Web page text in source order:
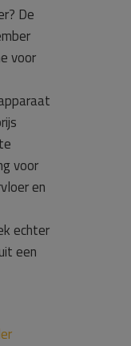
De
voor
voor
en
echter
een